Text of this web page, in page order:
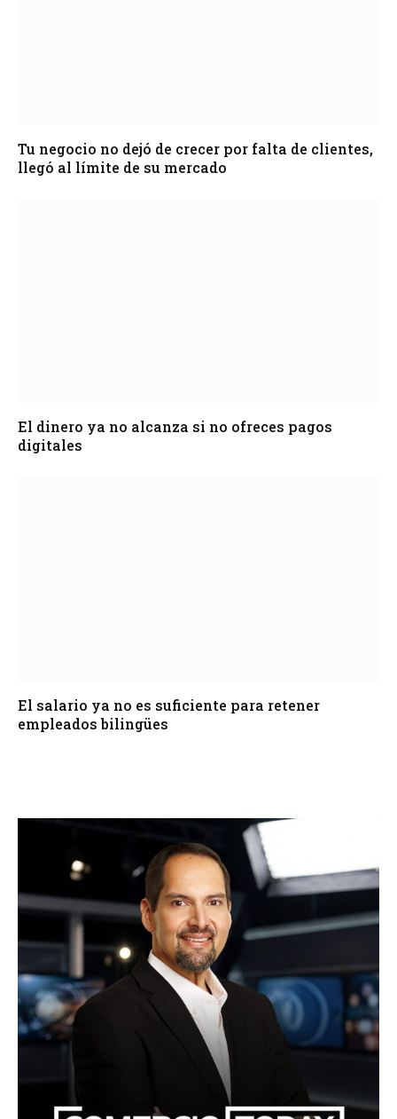
Tu negocio no dejó de crecer por falta de clientes,
llegó al límite de su mercado
El dinero ya no alcanza si no ofreces pagos
digitales
El salario ya no es suficiente para retener
empleados bilingües